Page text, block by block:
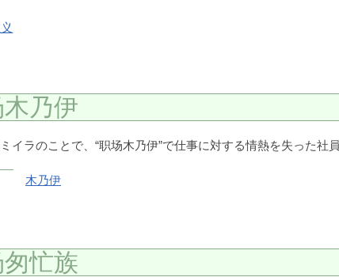
乃伊
ミイラのことで、“职场木乃伊”で仕事に対する情熱を失った社
木乃伊
忙族